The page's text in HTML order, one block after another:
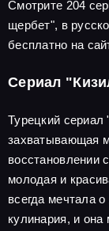
Смотрите 204
щербет", в
бесплатно на
Сериал
Турецкий
захватывающая
восстановлении
молодая и
всегда мечтала
кулинария, и она